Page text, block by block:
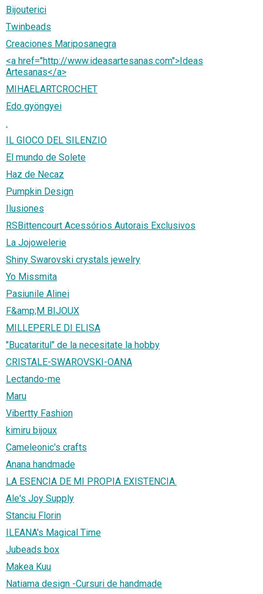
Bijouterici
Twinbeads
Creaciones Mariposanegra
<a href="http://www.ideasartesanas.com">Ideas
Artesanas</a>
MIHAELARTCROCHET
Edo gyöngyei
.
IL GIOCO DEL SILENZIO
El mundo de Solete
Haz de Necaz
Pumpkin Design
Ilusiones
RSBittencourt Acessórios Autorais Exclusivos
La Jojowelerie
Shiny Swarovski crystals jewelry
Yo Missmita
Pasiunile Alinei
F&amp;M BIJOUX
MILLEPERLE DI ELISA
"Bucataritul" de la necesitate la hobby
CRISTALE-SWAROVSKI-OANA
Lectando-me
Maru
Vibertty Fashion
kimiru bijoux
Cameleonic's crafts
Anana handmade
LA ESENCIA DE MI PROPIA EXISTENCIA.
Ale's Joy Supply
Stanciu Florin
ILEANA's Magical Time
Jubeads box
Makea Kuu
Natiama design -Cursuri de handmade